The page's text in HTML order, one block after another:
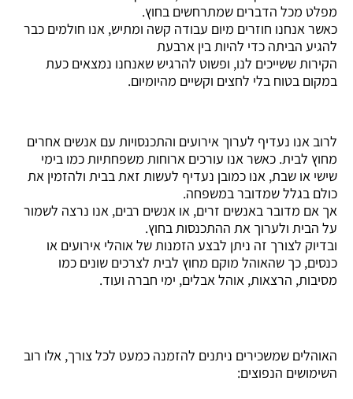
מפלט מכל הדברים שמתרחשים בחוץ.
כאשר אנחנו חוזרים מיום עבודה קשה ומתיש, אנו חולמים כבר
להגיע הביתה כדי להיות בין ארבעת
הקירות ששייכים לנו, ופשוט להרגיש שאנחנו נמצאים כעת
במקום בטוח בלי לחצים וקשיים מהיומיום.
לרוב אנו נעדיף לערוך אירועים והתכנסויות עם אנשים אחרים
מחוץ לבית. כאשר אנו עורכים ארוחות משפחתיות כמו בימי
שישי או שבת, אנו כמובן נעדיף לעשות זאת בבית ולהזמין את
כולם בגלל שמדובר במשפחה.
אך אם מדובר באנשים זרים, או אנשים רבים, אנו נרצה לשמור
על הבית ולערוך את ההתכנסות בחוץ.
ובדיוק לצורך זה ניתן לבצע הזמנות של אוהלי אירועים או
כנסים, כך שהאוהל מוקם מחוץ לבית לצרכים שונים כמו
מסיבות, הרצאות, אוהל אבלים, ימי חברה ועוד.
האוהלים שמשכירים ניתנים להזמנה כמעט לכל צורך, אלו רוב
השימושים הנפוצים: